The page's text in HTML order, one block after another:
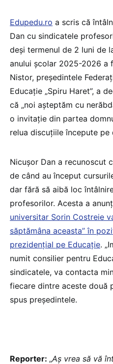
Edupedu.ro a scris că
Dan cu sindicatele
deși termenul de 2 luni de
anului școlar 2025-2026 a
Nistor, președintele
Educație „Spiru Haret”, a
că „noi așteptăm cu
o invitație din partea
relua discuțiile începute pe
Nicușor Dan a recunoscut
de când au început
dar fără să aibă loc
profesorilor. Acesta a
universitar Sorin Costreie
săptămâna aceasta” în
prezidențial pe Educație.
numit consilier pentru
sindicatele, va contacta
fiecare dintre aceste două
spus președintele.
Reporter: „Aș vrea să vă